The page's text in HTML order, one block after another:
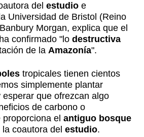
del estudio e
Universidad de Bristol (Reino
Morgan, explica que el
confirmado "lo destructiva
de la Amazonía".
tropicales tienen cientos
simplemente plantar
esperar que ofrezcan algo
de carbono o
el antiguo bosque
coautora del estudio.